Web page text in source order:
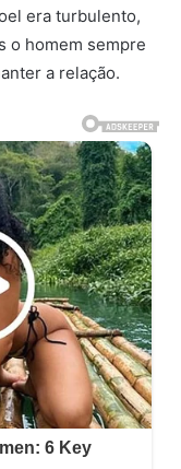
era turbulento,
o homem sempre
a relação.